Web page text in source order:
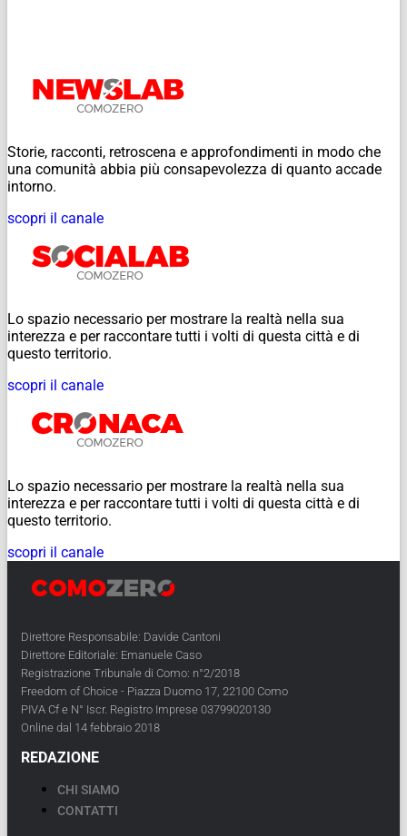
Storie, racconti, retroscena e approfondimenti in modo che
una comunità abbia più consapevolezza di quanto accade
intorno.
scopri il canale
Lo spazio necessario per mostrare la realtà nella sua
interezza e per raccontare tutti i volti di questa città e di
questo territorio.
scopri il canale
Lo spazio necessario per mostrare la realtà nella sua
interezza e per raccontare tutti i volti di questa città e di
questo territorio.
scopri il canale
Direttore Responsabile: Davide Cantoni
Direttore Editoriale: Emanuele Caso
Registrazione Tribunale di Como: n°2/2018
Freedom of Choice - Piazza Duomo 17, 22100 Como
PIVA Cf e N° Iscr. Registro Imprese 03799020130
Online dal 14 febbraio 2018
REDAZIONE
CHI SIAMO
CONTATTI